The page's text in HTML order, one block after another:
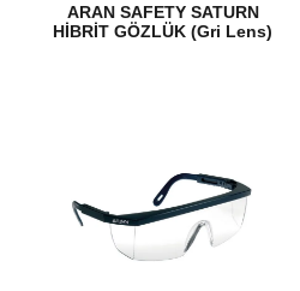
ARAN SAFETY SATURN
HİBRİT GÖZLÜK (Gri Lens)